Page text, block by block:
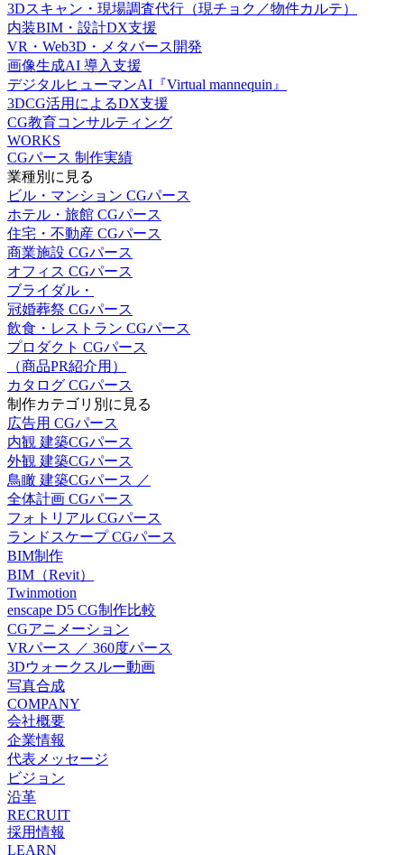
3Dスキャン・現場調査代行（現チョク／物件カルテ）
内装BIM・設計DX支援
VR・Web3D・メタバース開発
画像生成AI 導入支援
デジタルヒューマンAI『Virtual mannequin』
3DCG活用によるDX支援
CG教育コンサルティング
WORKS
CGパース 制作実績
業種別に見る
ビル・マンション CGパース
ホテル・旅館 CGパース
住宅・不動産 CGパース
商業施設 CGパース
オフィス CGパース
ブライダル・
冠婚葬祭 CGパース
飲食・レストラン CGパース
プロダクト CGパース
（商品PR紹介用）
カタログ CGパース
制作カテゴリ別に見る
広告用 CGパース
内観 建築CGパース
外観 建築CGパース
鳥瞰 建築CGパース ／
全体計画 CGパース
フォトリアル CGパース
ランドスケープ CGパース
BIM制作
BIM（Revit）
Twinmotion
enscape D5 CG制作比較
CGアニメーション
VRパース ／ 360度パース
3Dウォークスルー動画
写真合成
COMPANY
会社概要
企業情報
代表メッセージ
ビジョン
沿革
RECRUIT
採用情報
LEARN